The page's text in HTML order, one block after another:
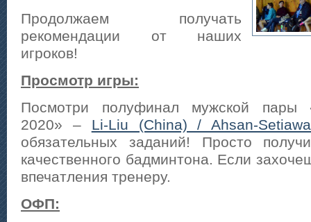
Продолжаем получать
рекомендации от наших
игроков!
Просмотр игры:
Посмотри полуфинал мужской пары
2020» – Li-Liu (China) / Ahsan-
обязательных заданий! Просто
качественного бадминтона. Если
впечатления тренеру.
ОФП: